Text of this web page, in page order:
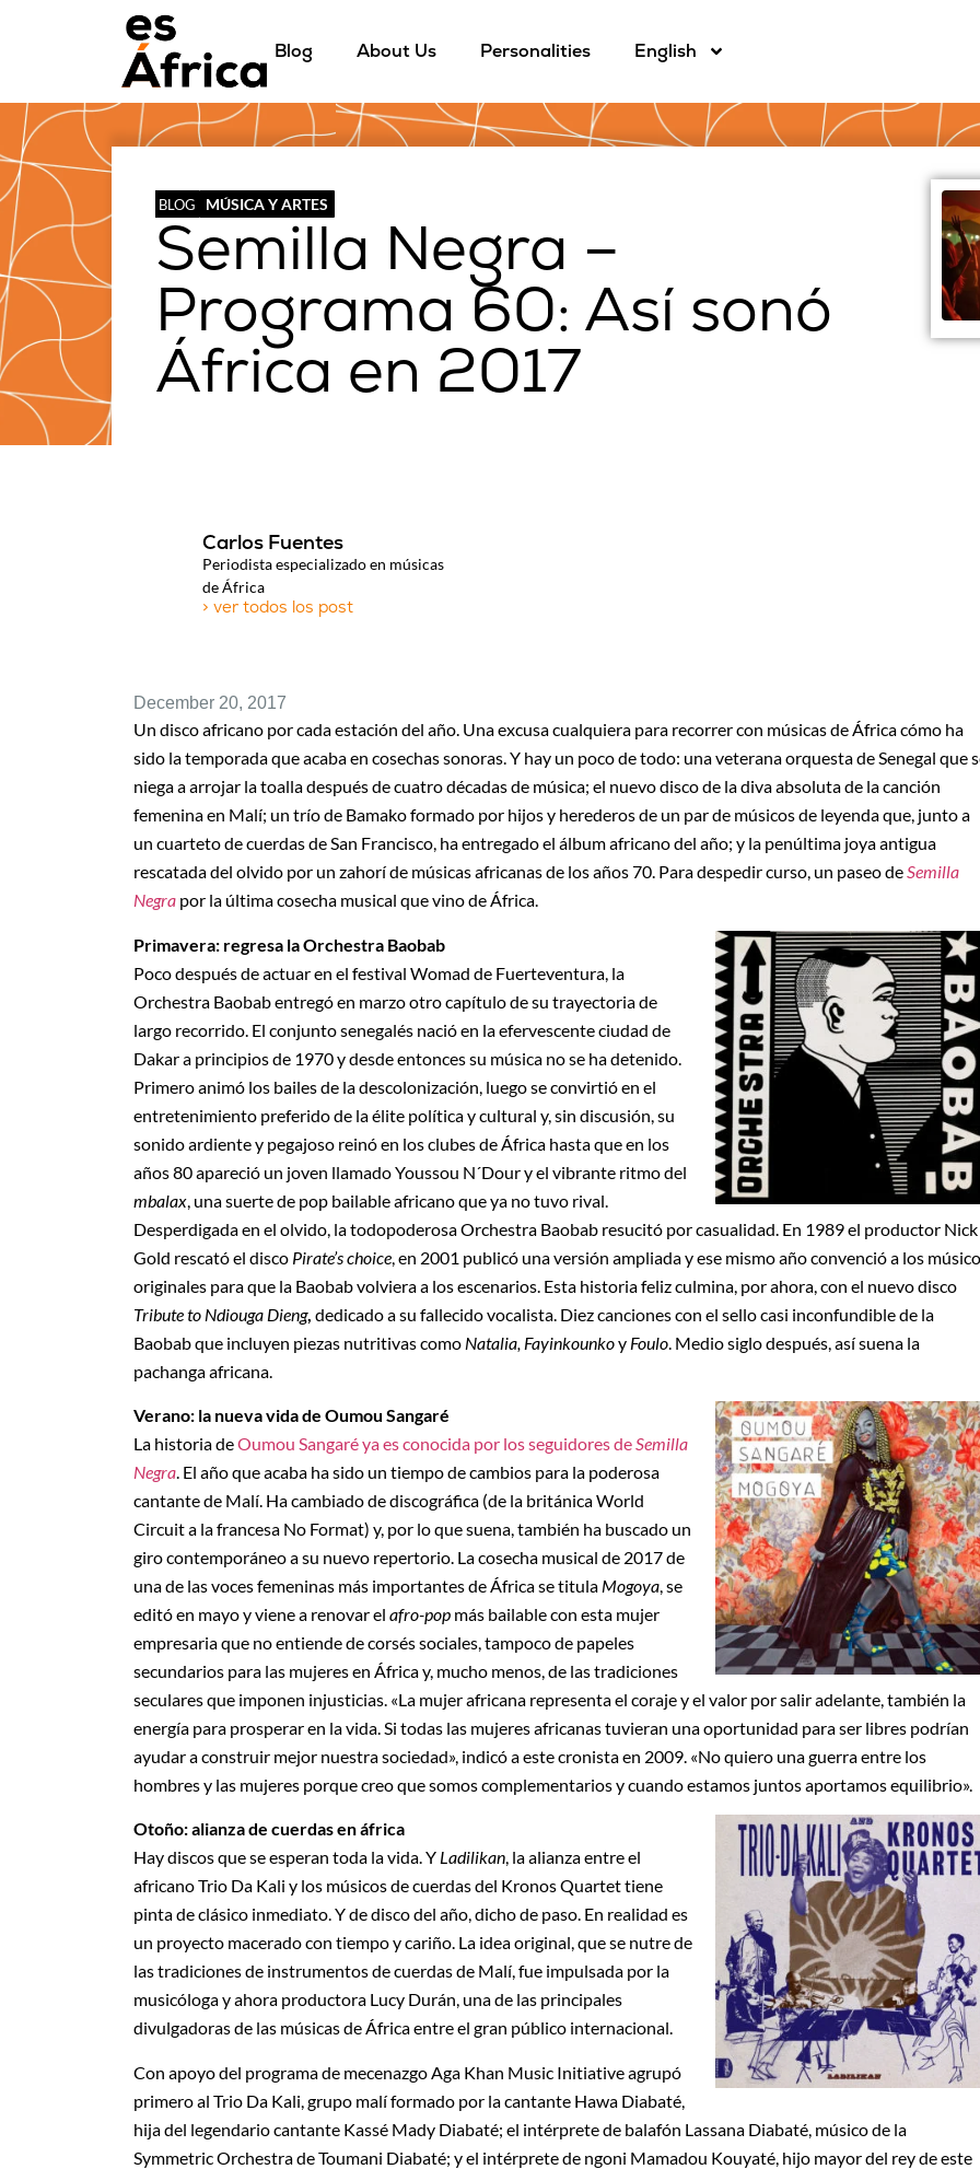
Blog About Us Personalities English
BLOG MÚSICA Y ARTES
Semilla Negra –
Programa 60: Así sonó
África en 2017
Carlos Fuentes
Periodista especializado en músicas
de África
> ver todos los post
December 20, 2017
Un disco africano por cada estación del año. Una excusa cualquiera para recorrer con músicas de África cómo ha
sido la temporada que acaba en cosechas sonoras. Y hay un poco de todo: una veterana orquesta de Senegal que
niega a arrojar la toalla después de cuatro décadas de música; el nuevo disco de la diva absoluta de la canción
femenina en Malí; un trío de Bamako formado por hijos y herederos de un par de músicos de leyenda que, junto a
un cuarteto de cuerdas de San Francisco, ha entregado el álbum africano del año; y la penúltima joya antigua
rescatada del olvido por un zahorí de músicas africanas de los años 70. Para despedir curso, un paseo deSemilla
Negra por la última cosecha musical que vino de África.
Primavera: regresa la Orchestra Baobab
Poco después de actuar en el festival Womad de Fuerteventura, la
Orchestra Baobab entregó en marzo otro capítulo de su trayectoria de
largo recorrido. El conjunto senegalés nació en la efervescente ciudad de
Dakar a principios de 1970 y desde entonces su música no se ha detenido.
Primero animó los bailes de la descolonización, luego se convirtió en el
entretenimiento preferido de la élite política y cultural y, sin discusión, su
sonido ardiente y pegajoso reinó en los clubes de África hasta que en los
años 80 apareció un joven llamado Youssou N´Dour y el vibrante ritmo del
mbalax , una suerte de pop bailable africano que ya no tuvo rival.
Desperdigada en el olvido, la todopoderosa Orchestra Baobab resucitó por casualidad. En 1989 el productor Nick
Gold rescató el disco Pirate’s choice , en 2001 publicó una versión ampliada y ese mismo año convenció a los
originales para que la Baobab volviera a los escenarios. Esta historia feliz culmina, por ahora, con el nuevo disco
Tribute to Ndiouga Dieng, dedicado a su fallecido vocalista. Diez canciones con el sello casi inconfundible de la
Baobab que incluyen piezas nutritivas como Natalia, Fayinkounkoy Foulo . Medio siglo después, así suena la
pachanga africana.
Verano: la nueva vida de Oumou Sangaré
La historia deOumou Sangaré ya es conocida por los seguidores deSemilla
Negra. El año que acaba ha sido un tiempo de cambios para la poderosa
cantante de Malí. Ha cambiado de discográfica (de la británica World
Circuit a la francesa No Format) y, por lo que suena, también ha buscado un
giro contemporáneo a su nuevo repertorio. La cosecha musical de 2017 de
una de las voces femeninas más importantes de África se titula Mogoya, se
editó en mayo y viene a renovar el afro-pop más bailable con esta mujer
empresaria que no entiende de corsés sociales, tampoco de papeles
secundarios para las mujeres en África y, mucho menos, de las tradiciones
seculares que imponen injusticias. «La mujer africana representa el coraje y el valor por salir adelante, también la
energía para prosperar en la vida. Si todas las mujeres africanas tuvieran una oportunidad para ser libres podrían
ayudar a construir mejor nuestra sociedad», indicó a este cronista en 2009. «No quiero una guerra entre los
hombres y las mujeres porque creo que somos complementarios y cuando estamos juntos aportamos equilibrio».
Otoño: alianza de cuerdas en áfrica
Hay discos que se esperan toda la vida. Y Ladilikan, la alianza entre el
africano Trio Da Kali y los músicos de cuerdas del Kronos Quartet tiene
pinta de clásico inmediato. Y de disco del año, dicho de paso. En realidad es
un proyecto macerado con tiempo y cariño. La idea original, que se nutre de
las tradiciones de instrumentos de cuerdas de Malí, fue impulsada por la
musicóloga y ahora productora Lucy Durán, una de las principales
divulgadoras de las músicas de África entre el gran público internacional.
Con apoyo del programa de mecenazgo Aga Khan Music Initiative agrupó
primero al Trio Da Kali, grupo malí formado por la cantante Hawa Diabaté,
hija del legendario cantante Kassé Mady Diabaté; el intérprete de balafón Lassana Diabaté, músico de la
Symmetric Orchestra de Toumani Diabaté; y el intérprete de ngoni Mamadou Kouyaté, hijo mayor del rey de este